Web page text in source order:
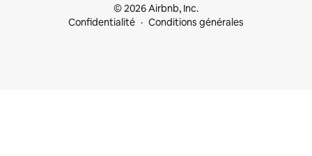
© 2026 Airbnb, Inc.
Confidentialité
Conditions générales